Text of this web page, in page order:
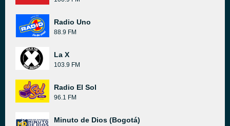
Radio Uno
88.9 FM
La X
103.9 FM
Radio El Sol
96.1 FM
Minuto de Dios (Bogotá)